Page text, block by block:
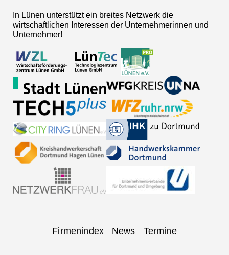
In Lünen unterstützt ein breites Netzwerk die
wirtschaftlichen Interessen der Unternehmerinnen und
Unternehmer!
Firmenindex News Termine